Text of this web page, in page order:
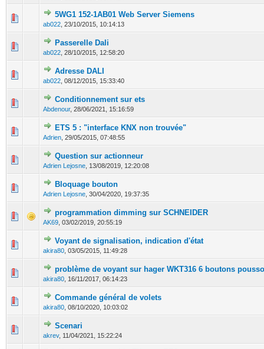
5WG1 152-1AB01 Web Server Siemens
ab022 23/10/2015, 10:14:13
0 Votes - 0 sur 5 en moyenne
1 2345
Passerelle Dali
ab022 28/10/2015, 12:58:20
0 Votes - 0 sur 5 en moyenne
Adresse DALI
ab022 08/12/2015, 15:33:40
0 Votes - 0 sur 5 en moyenne
Conditionnement sur ets
Abdenour, 28/06/2021, 15:16:59
0 Votes - 0 sur 5 en moyenne
1 234 5
ETS 5 : "interface KNX non trouvée"
Adrien 29/05/2015, 07:48:55
0 Votes - 0 sur 5 en moyenne
1 2345
Question sur actionneur
Adrien Lejosne 13/08/2019, 12:20:08
0 Votes - 0 sur 5 en moyenne
12345
Bloquage bouton
Adrien Lejosne 30/04/2020, 19:37:35
0 Votes - 0 sur 5 en moyenne
1
programmation dimming sur SCHNEIDER
AK69 03/02/2019, 20:55:19
0 Votes - 0 sur 5 en moyenne
12345
Voyant de signalisation, indication d'état
akira80 03/05/2015, 11:49:28
0 Votes - 0 sur 5 en moyenne
12345
problème de voyant sur hager WKT316 6 boutons
akira80 16/11/2017, 06:14:23
0 Votes - 0 sur 5 en moyenne
123 45
Commande général de volets
akira80 08/10/2020, 10:03:02
0 Votes - 0 sur 5 en moyenne
123 45
Scenari
akrev, 11/04/2021, 15:22:24
0 Votes - 0 sur 5 en moyenne